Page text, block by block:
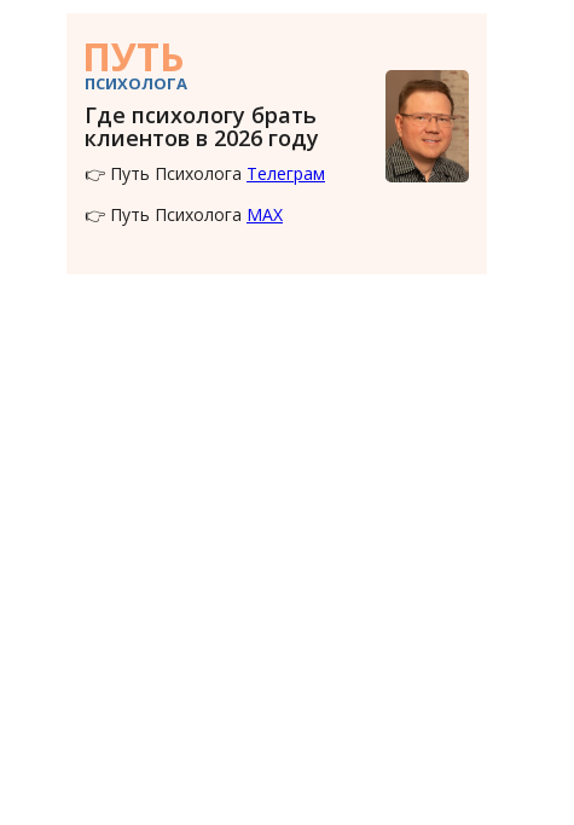
ПУТЬ
ПСИХОЛОГА
Где психологу брать
клиентов в 2026 году
👉 Путь Психолога Телеграм
👉 Путь Психолога MAX